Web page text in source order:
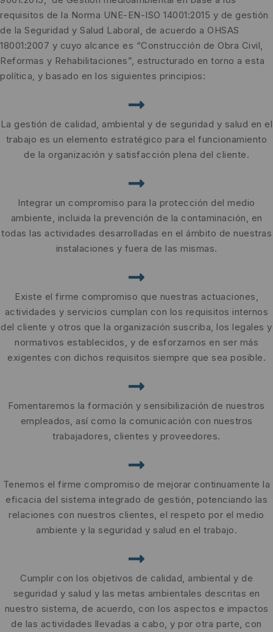
requisitos de la Norma UNE-EN-ISO 14001:2015 y de gestión
de la Seguridad y Salud Laboral, de acuerdo a OHSAS
18001:2007 y cuyo alcance es “Construcción de Obra Civil,
Reformas y Rehabilitaciones”, estructurado en torno a esta
política, y basado en los siguientes principios:
La gestión de calidad, ambiental y de seguridad y salud en el
trabajo es un elemento estratégico para el funcionamiento
de la organización y satisfacción plena del cliente.
Integrar un compromiso para la protección del medio
ambiente, incluida la prevención de la contaminación, en
todas las actividades desarrolladas en el ámbito de nuestras
instalaciones y fuera de las mismas.
Existe el firme compromiso que nuestras actuaciones,
actividades y servicios cumplan con los requisitos internos
del cliente y otros que la organización suscriba, los legales y
normativos establecidos, y de esforzarnos en ser más
exigentes con dichos requisitos siempre que sea posible.
Fomentaremos la formación y sensibilización de nuestros
empleados, así como la comunicación con nuestros
trabajadores, clientes y proveedores.
Tenemos el firme compromiso de mejorar continuamente la
eficacia del sistema integrado de gestión, potenciando las
relaciones con nuestros clientes, el respeto por el medio
ambiente y la seguridad y salud en el trabajo.
Cumplir con los objetivos de calidad, ambiental y de
seguridad y salud y las metas ambientales descritas en
nuestro sistema, de acuerdo, con los aspectos e impactos
de las actividades llevadas a cabo, y por otra parte, con